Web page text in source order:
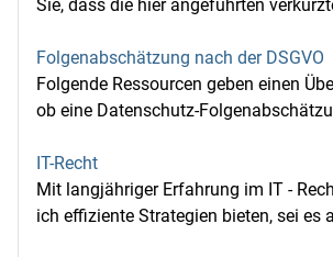
Sie, dass die hier angeführten
Folgenabschätzung nach der DSGVO
Folgende Ressourcen geben einen
ob eine Datenschutz-
IT-Recht
Mit langjähriger Erfahrung im IT -
ich effiziente Strategien bieten, sei es